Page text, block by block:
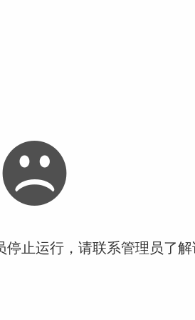
停止运行，请联系管理员了